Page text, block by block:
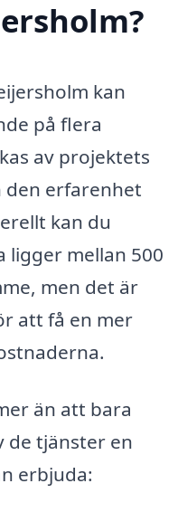
kan
på flera
av projektets
den erfarenhet
kan du
mellan 500
men det är
att få en mer
än att bara
de tjänster en
erbjuda: